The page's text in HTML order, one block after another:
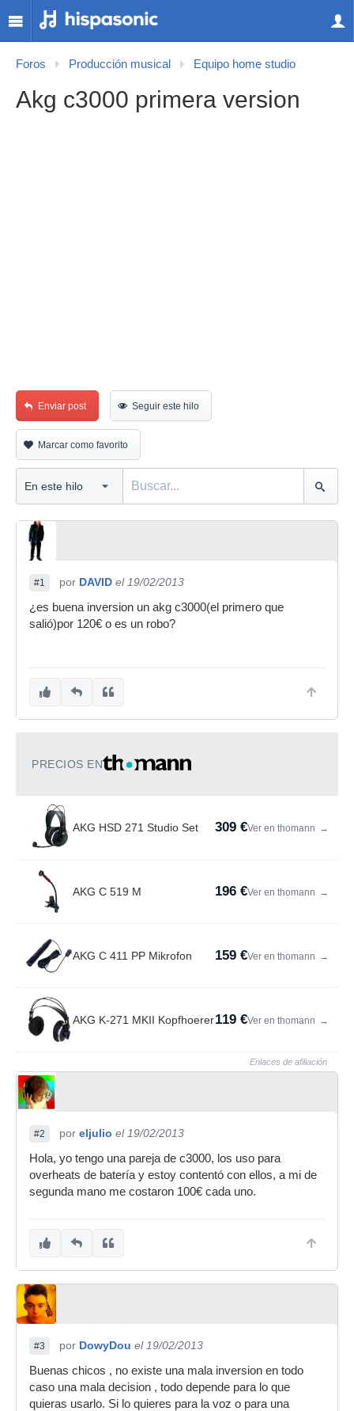
Foros Producción musical Equipo home studio
Akg c3000 primera version
Enviar post Seguir este hilo
Marcar como favorito
#1 por DAVID el 19/02/2013
¿es buena inversion un akg c3000(el primero que
salió)por 120€ o es un robo?
PRECIOS EN
AKG HSD 271 Studio Set 309 €Ver en thomann →
AKG C 519 M 196 €Ver en thomann →
AKG C 411 PP Mikrofon 159 €Ver en thomann →
AKG K-271 MKII Kopfhoerer119 €Ver en thomann →
Enlaces de afiliación
#2 por eljulio el 19/02/2013
Hola, yo tengo una pareja de c3000, los uso para
overheats de batería y estoy contentó con ellos, a mi de
segunda mano me costaron 100€ cada uno.
#3 por DowyDou el 19/02/2013
Buenas chicos , no existe una mala inversion en todo
caso una mala decision , todo depende para lo que
quieras usarlo. Si lo quieres para la voz o para una